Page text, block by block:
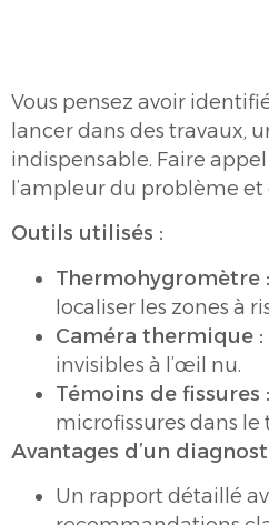
Vous pensez avoir
lancer dans des travaux,
indispensable. Faire
l’ampleur du problème
Outils utilisés :
Thermohygromètre :
localiser les zones à
Caméra thermique :
invisibles à l’œil nu.
Témoins de fissures :
microfissures dans le
Avantages d’un
Un rapport détaillé